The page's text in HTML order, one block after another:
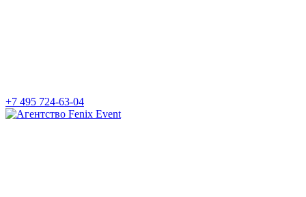
+7 495 724-63-04
Агентство